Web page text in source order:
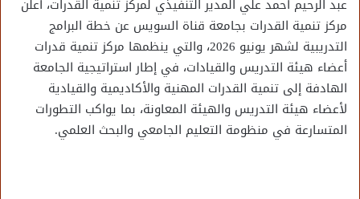
عبد الرحيم أحمد علي المدير التنفيذي لمركز تنمية القدرات، أعلن
مركز تنمية القدرات بجامعة قناة السويس عن خطة البرامج
التدريبية لشهر يونيو 2026، والتي ينظمها مركز تنمية قدرات
أعضاء هيئة التدريس والقيادات، في إطار استراتيجية الجامعة
الهادفة إلى تنمية القدرات المهنية والأكاديمية والقيادية
لأعضاء هيئة التدريس والهيئة المعاونة، بما يواكب التطورات
المتسارعة في منظومة التعليم الجامعي والبحث العلمي.